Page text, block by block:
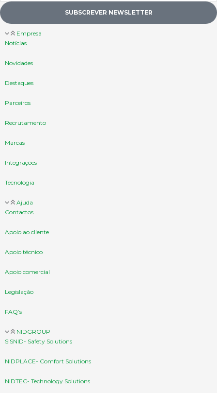
SUBSCREVER NEWSLETTER
Empresa
Notícias
Novidades
Destaques
Parceiros
Recrutamento
Marcas
Integrações
Tecnologia
Ajuda
Contactos
Apoio ao cliente
Apoio técnico
Apoio comercial
Legislação
FAQ’s
NIDGROUP
SISNID- Safety Solutions
NIDPLACE- Comfort Solutions
NIDTEC- Technology Solutions